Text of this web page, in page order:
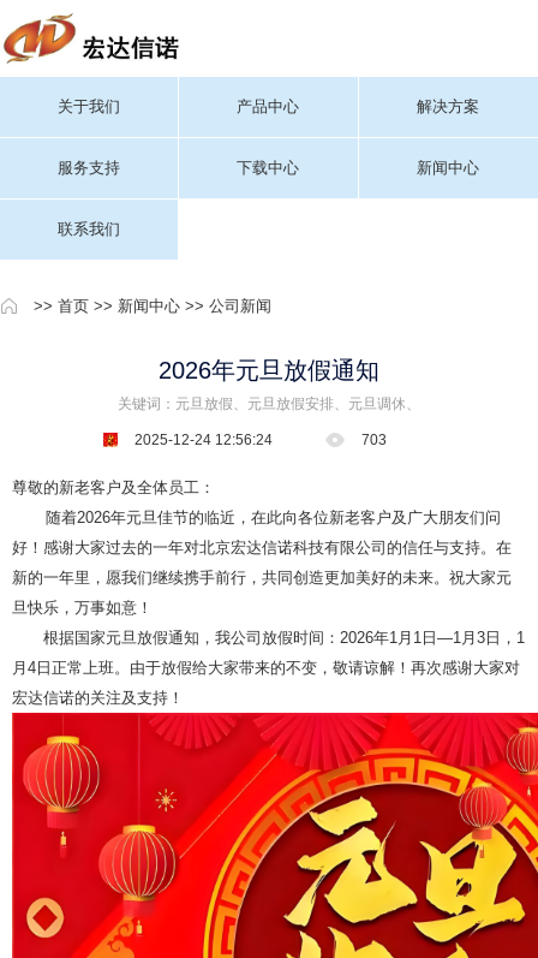
关于我们 产品中心 解决方案
服务支持 下载中心 新闻中心
联系我们
>> 首页 >> 新闻中心 >> 公司新闻
2026年元旦放假通知
关键词：元旦放假、元旦放假安排、元旦调休、
2025-12-24 12:56:24 703
尊敬的新老客户及全体员工：
随着2026年元旦佳节的临近，在此向各位新老客户及广大朋友们问
好！感谢大家过去的一年对北京宏达信诺科技有限公司的信任与支持。在
新的一年里，愿我们继续携手前行，共同创造更加美好的未来。祝大家元
旦快乐，万事如意！
根据国家元旦放假通知，我公司放假时间：2026年1月1日—1月3日，1
月4日正常上班。 由于放假给大家带来的不变，敬请谅解！再次感谢大家对
宏达信诺的关注及支持！